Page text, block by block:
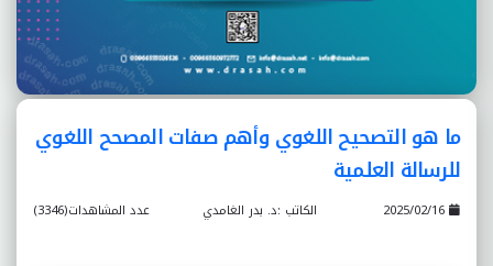
ما هو التصحيح اللغوي وأهم صفات المصحح اللغوي
للرسالة العلمية
عدد المشاهدات(3346) الكاتب :د. بدر الغامدي